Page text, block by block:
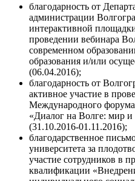
благодарность от
администрации
интерактивной
проведении вебинара
современном
образования и/или
(06.04.2016);
благодарность от
активное участие в
Международного
«Диалог на Волге: мир
(31.10.2016-01.11.2016);
благодарственное
университета за
участие сотрудников в
квалификации